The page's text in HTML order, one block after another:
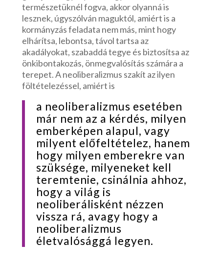
természetüknél fogva, akkor olyanná is
lesznek, úgyszólván maguktól, amiért is a
kormányzás feladata nem más, mint hogy
elhárítsa, lebontsa, távol tartsa az
akadályokat, szabaddá tegye és biztosítsa az
önkibontakozás, önmegvalósítás számára a
terepet. A neoliberalizmus szakít az ilyen
föltételezéssel, amiért is
a neoliberalizmus esetében
már nem az a kérdés, milyen
emberképen alapul, vagy
milyent előfeltételez, hanem
hogy milyen emberekre van
szüksége, milyeneket kell
teremtenie, csinálnia ahhoz,
hogy a világ is
neoliberálisként nézzen
vissza rá, avagy hogy a
neoliberalizmus
életvalósággá legyen.